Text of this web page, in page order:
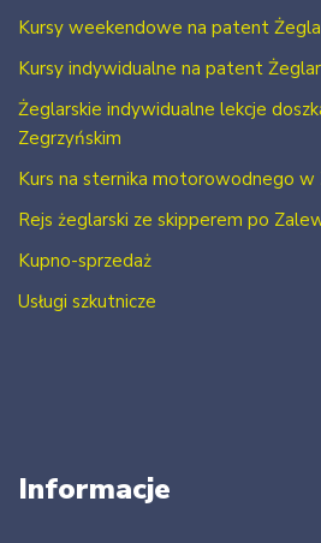
Kursy weekendowe na patent
Kursy indywidualne na patent
Żeglarskie indywidualne lekcje
Zegrzyńskim
Kurs na sternika motorowodnego w
Rejs żeglarski ze skipperem po
Kupno-sprzedaż
Usługi szkutnicze
Informacje